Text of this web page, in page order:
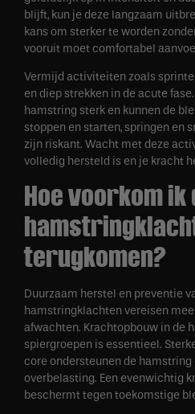
blijft, kun je deze langzaam
kans om sterker te worden
vooruit moet comfortabel
Vermijd activiteiten zoals
en diep strekken in de acute
hamstring sterk en kunnen de
stoppen en starten, springen en
zijn riskant. Wacht met deze
volledig hersteld is en je kracht
Hoe voorkom ik
terugkomen?
Duurzaam herstel en preventie
hamstringklachten vereisen
afwachten. Krachtopbouw in de
spiergroepen is essentieel.
core ondersteunen de
overbelasting. Een evenwichtig
beschermt tegen toekomstige